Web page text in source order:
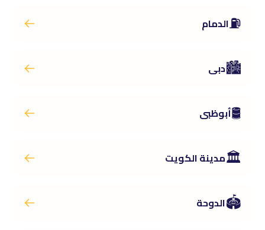
⛽الدمام
🏙️دبى
🛢️أبوظبى
🏛️مدينة الكويت
🏟️الدوحة